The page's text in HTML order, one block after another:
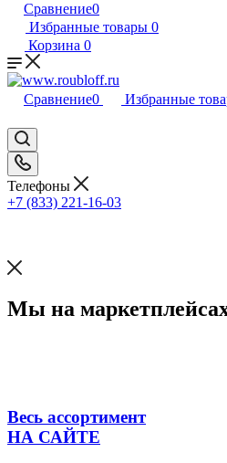
Сравнение0
Избранные товары 0
Корзина 0
Сравнение0 Избранные
Телефоны
+7 (833) 221-16-03
Мы на
Весь ассортимент
НА САЙТЕ